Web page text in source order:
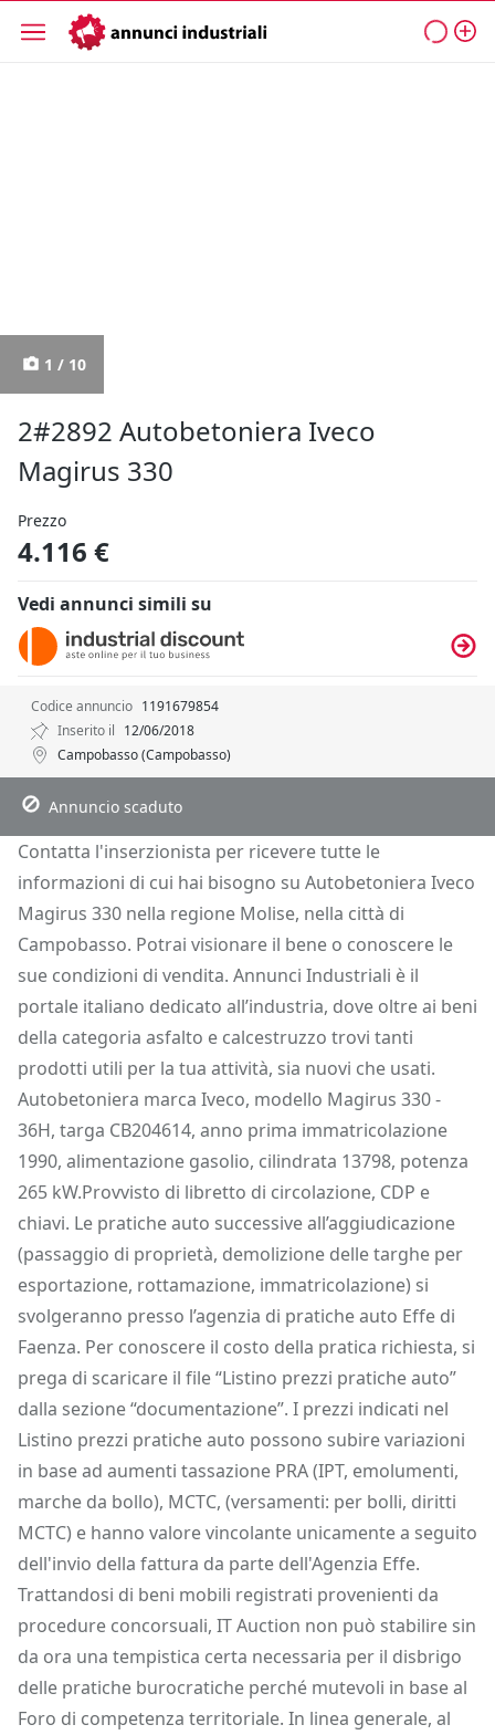
1 / 10
2#2892 Autobetoniera Iveco
Magirus 330
Prezzo
4.116 €
Vedi annunci simili su
Codice annuncio 1191679854
Inserito il 12/06/2018
Campobasso (Campobasso)
Descrizione
Dettagli Posizione Richiedi Info
Annuncio scaduto
Contatta l'inserzionista per ricevere tutte le
informazioni di cui hai bisogno su Autobetoniera Iveco
Magirus 330 nella regione Molise, nella città di
Campobasso. Potrai visionare il bene o conoscere le
sue condizioni di vendita. Annunci Industriali è il
portale italiano dedicato all’industria, dove oltre ai beni
della categoria asfalto e calcestruzzo trovi tanti
prodotti utili per la tua attività, sia nuovi che usati.
Autobetoniera marca Iveco, modello Magirus 330 -
36H, targa CB204614, anno prima immatricolazione
1990, alimentazione gasolio, cilindrata 13798, potenza
265 kW.Provvisto di libretto di circolazione, CDP e
chiavi. Le pratiche auto successive all’aggiudicazione
(passaggio di proprietà, demolizione delle targhe per
esportazione, rottamazione, immatricolazione) si
svolgeranno presso l’agenzia di pratiche auto Effe di
Faenza. Per conoscere il costo della pratica richiesta, si
prega di scaricare il file “Listino prezzi pratiche auto”
dalla sezione “documentazione”. I prezzi indicati nel
Listino prezzi pratiche auto possono subire variazioni
in base ad aumenti tassazione PRA (IPT, emolumenti,
marche da bollo), MCTC, (versamenti: per bolli, diritti
MCTC) e hanno valore vincolante unicamente a seguito
dell'invio della fattura da parte dell'Agenzia Effe.
Trattandosi di beni mobili registrati provenienti da
procedure concorsuali, IT Auction non può stabilire sin
da ora una tempistica certa necessaria per il disbrigo
delle pratiche burocratiche perché mutevoli in base al
Foro di competenza territoriale. In linea generale, al